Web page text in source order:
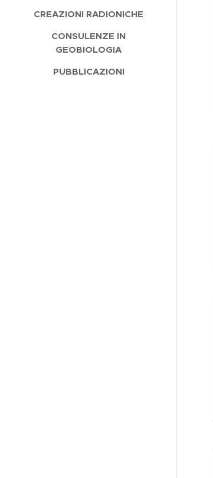
CREAZIONI RADIONICHE
CONSULENZE IN
GEOBIOLOGIA
PUBBLICAZIONI